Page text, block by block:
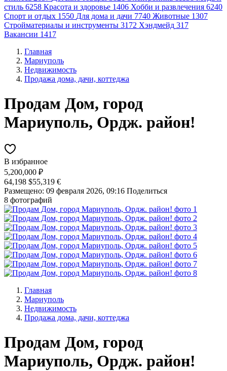
стиль 6258 Красота и здоровье 1406 Хобби и развлечения 6240
Спорт и отдых 1550 Для дома и дачи 7740 Животные 1307
Стройматериалы и инструменты 3172 Хэндмейд 317
Вакансии 1417
Главная
Мариуполь
Недвижимость
Продажа дома, дачи, коттеджа
Продам Дом, город
Мариуполь, Ордж. район!
В избранное
5,200,000 ₽
64,198 $55,319 €
Размещено: 09 февраля 2026, 09:16 Поделиться
8 фотографий
Главная
Мариуполь
Недвижимость
Продажа дома, дачи, коттеджа
Продам Дом, город
Мариуполь, Ордж. район!